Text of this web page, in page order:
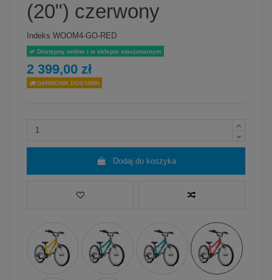
(20") czerwony
Indeks WOOM4-GO-RED
Dostępny online i w sklepie stacjonarnym
2 399,00 zł
DARMOWA DOSTAWA
Dodaj do koszyka